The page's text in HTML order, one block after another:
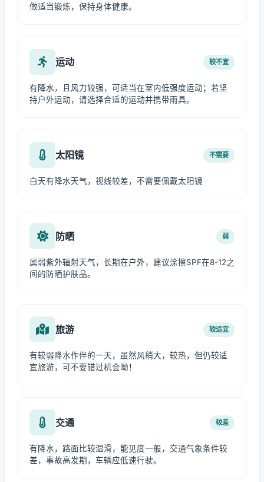
做适当锻炼，保持身体健康。
运动 较不宜
有降水，且风力较强，可适当在室内低强度运动；若坚
持户外运动，请选择合适的运动并携带雨具。
太阳镜 不需要
白天有降水天气，视线较差，不需要佩戴太阳镜
防晒 弱
属弱紫外辐射天气，长期在户外，建议涂擦SPF在8-12之
间的防晒护肤品。
旅游 较适宜
有较弱降水作伴的一天，虽然风稍大，较热，但仍较适
宜旅游，可不要错过机会呦！
交通 较差
有降水，路面比较湿滑，能见度一般，交通气象条件较
差，事故高发期，车辆应低速行驶。